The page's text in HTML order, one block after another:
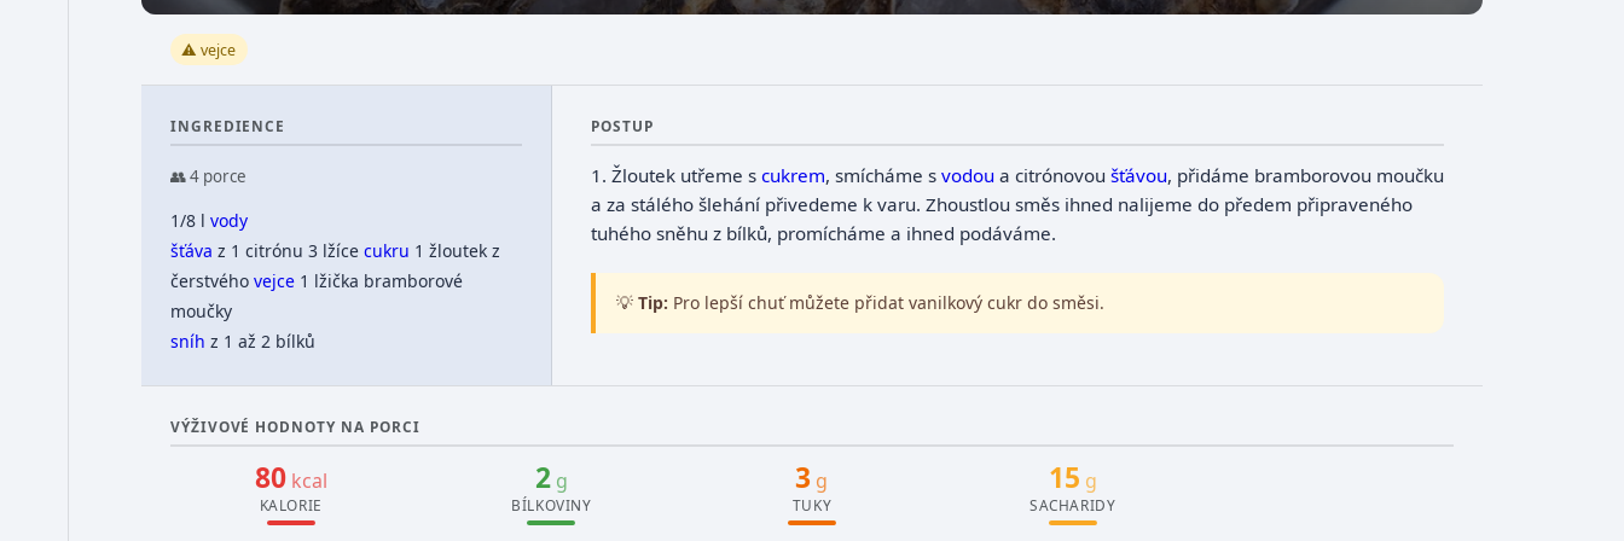
⚠️ vejce
INGREDIENCE
👥 4 porce
1/8 l vody
šťáva z 1 citrónu 3 lžíce cukru 1 žloutek z
čerstvého vejce 1 lžička bramborové
moučky
sníh z 1 až 2 bílků
POSTUP
1. Žloutek utřeme s cukrem, smícháme s vodou a citrónovou šťávou, přidáme bramborovou moučku
a za stálého šlehání přivedeme k varu. Zhoustlou směs ihned nalijeme do předem připraveného
tuhého sněhu z bílků, promícháme a ihned podáváme.
💡Tip: Pro lepší chuť můžete přidat vanilkový cukr do směsi.
VÝŽIVOVÉ HODNOTY NA PORCI
80kcal
KALORIE
2g
BÍLKOVINY
3 g
TUKY
15 g
SACHARIDY